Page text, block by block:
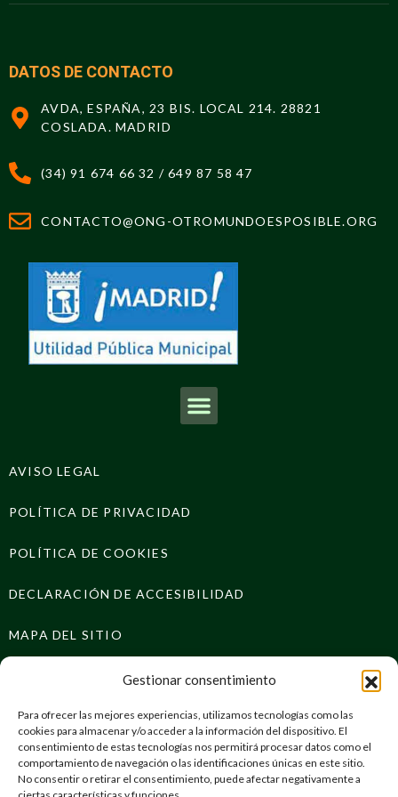
Gestionar consentimiento
Para ofrecer las mejores experiencias, utilizamos tecnologías como las
cookies para almacenar y/o acceder a la información del dispositivo. El
consentimiento de estas tecnologías nos permitirá procesar datos como el
comportamiento de navegación o las identificaciones únicas en este sitio.
No consentir o retirar el consentimiento, puede afectar negativamente a
DATOS DE CONTACTO
AVDA, ESPAÑA, 23 BIS. LOCAL 214. 28821
COSLADA. MADRID
(34) 91 674 66 32 / 649 87 58 47
CONTACTO@ONG-OTROMUNDOESPOSIBLE.ORG
AVISO LEGAL
POLÍTICA DE PRIVACIDAD
POLÍTICA DE COOKIES
DECLARACIÓN DE ACCESIBILIDAD
MAPA DEL SITIO